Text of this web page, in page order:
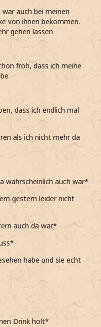
auch bei meinen
von ihnen bekommen.
gehen lassen
froh, dass ich meine
dass ich endlich mal
als ich nicht mehr da
wahrscheinlich auch war*
gestern leider nicht
auch da war*
habe und sie echt
Drink holt*